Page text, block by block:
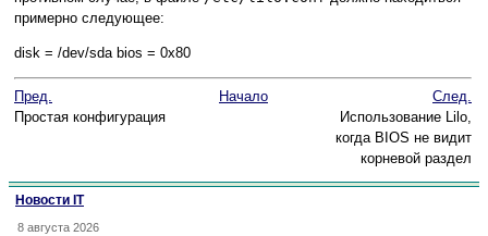
примерно следующее:
disk = /dev/sda bios = 0x80
Пред. Начало
След.
Простая конфигурация
Использование Lilo,
когда BIOS не видит
корневой раздел
Новости IT
8 августа 2026